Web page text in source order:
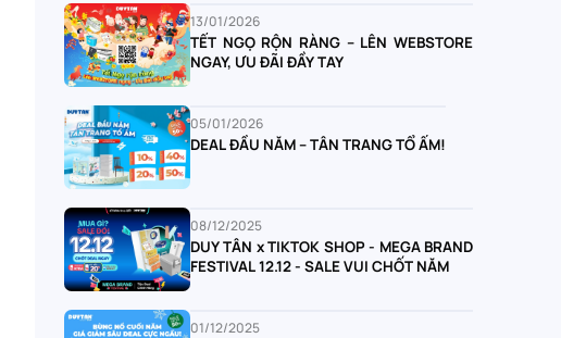
13/01/2026
TẾT NGỌ RỘN RÀNG – LÊN WEBSTORE
NGAY, ƯU ĐÃI ĐẦY TAY
05/01/2026
DEAL ĐẦU NĂM – TÂN TRANG TỔ ẤM!
08/12/2025
DUY TÂN x TIKTOK SHOP - MEGA BRAND
FESTIVAL 12.12 - SALE VUI CHỐT NĂM
01/12/2025